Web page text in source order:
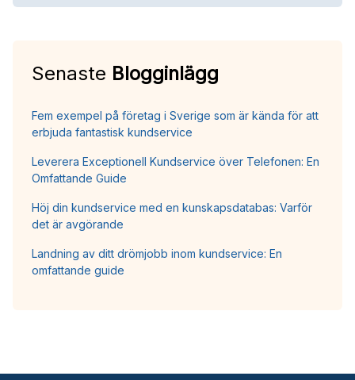
Senaste Blogginlägg
Fem exempel på företag i Sverige som är kända för att
erbjuda fantastisk kundservice
Leverera Exceptionell Kundservice över Telefonen: En
Omfattande Guide
Höj din kundservice med en kunskapsdatabas: Varför
det är avgörande
Landning av ditt drömjobb inom kundservice: En
omfattande guide